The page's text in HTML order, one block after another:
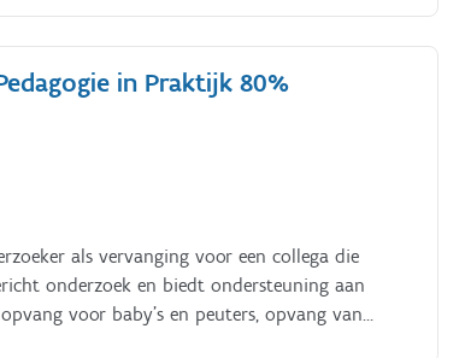
in Praktijk 80%
als vervanging voor een collega die
onderzoek en biedt ondersteuning aan
voor baby’s en peuters, opvang van